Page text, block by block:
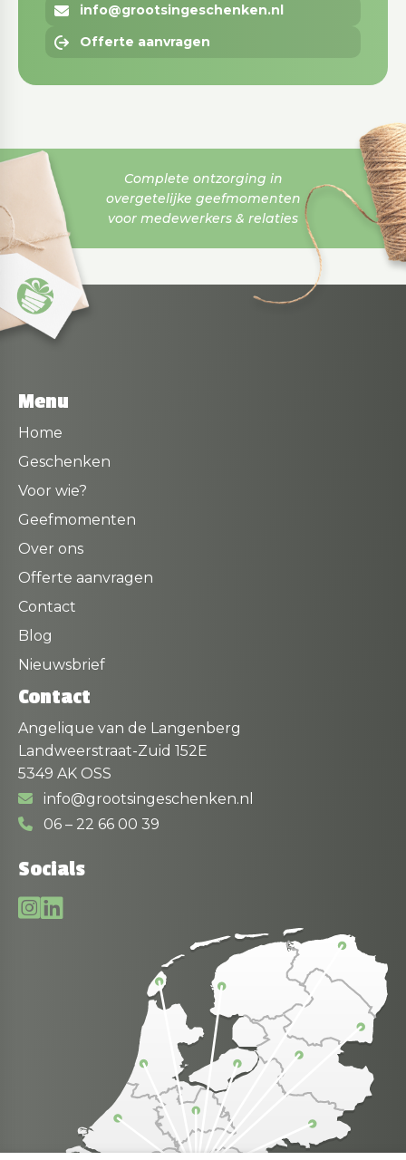
info@grootsingeschenken.nl
Offerte aanvragen
Complete ontzorging in
overgetelijke geefmomenten
voor medewerkers & relaties
Menu
Home
Geschenken
Voor wie?
Geefmomenten
Over ons
Offerte aanvragen
Contact
Blog
Nieuwsbrief
Contact
Angelique van de Langenberg
Landweerstraat-Zuid 152E
5349 AK OSS
info@grootsingeschenken.nl
06 – 22 66 00 39
Socials